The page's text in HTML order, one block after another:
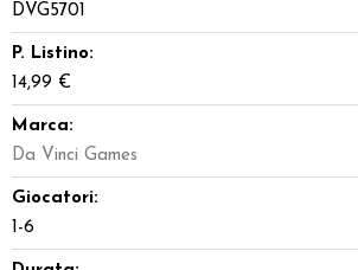
DVG5701
P. Listino:
14,99 €
Marca:
Da Vinci Games
Giocatori:
1-6